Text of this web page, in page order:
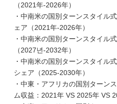
（2021年-2026年）
・中南米の国別ターンスタイル
ェア（2021年-2026年）
・中南米の国別ターンスタイル
（2027년-2032年）
・中南米の国別ターンスタイル
シェア（2025-2030年）
・中東・アフリカの国別ターン
ム収益：2021年 VS 2025年 VS